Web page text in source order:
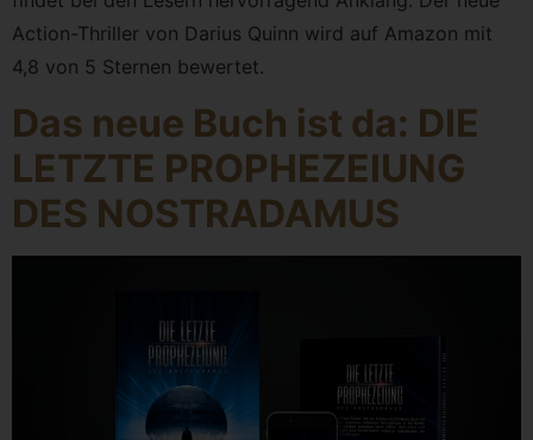
Action-Thriller von Darius Quinn wird auf Amazon mit
4,8 von 5 Sternen bewertet.
Das neue Buch ist da: DIE
LETZTE PROPHEZEIUNG
DES NOSTRADAMUS